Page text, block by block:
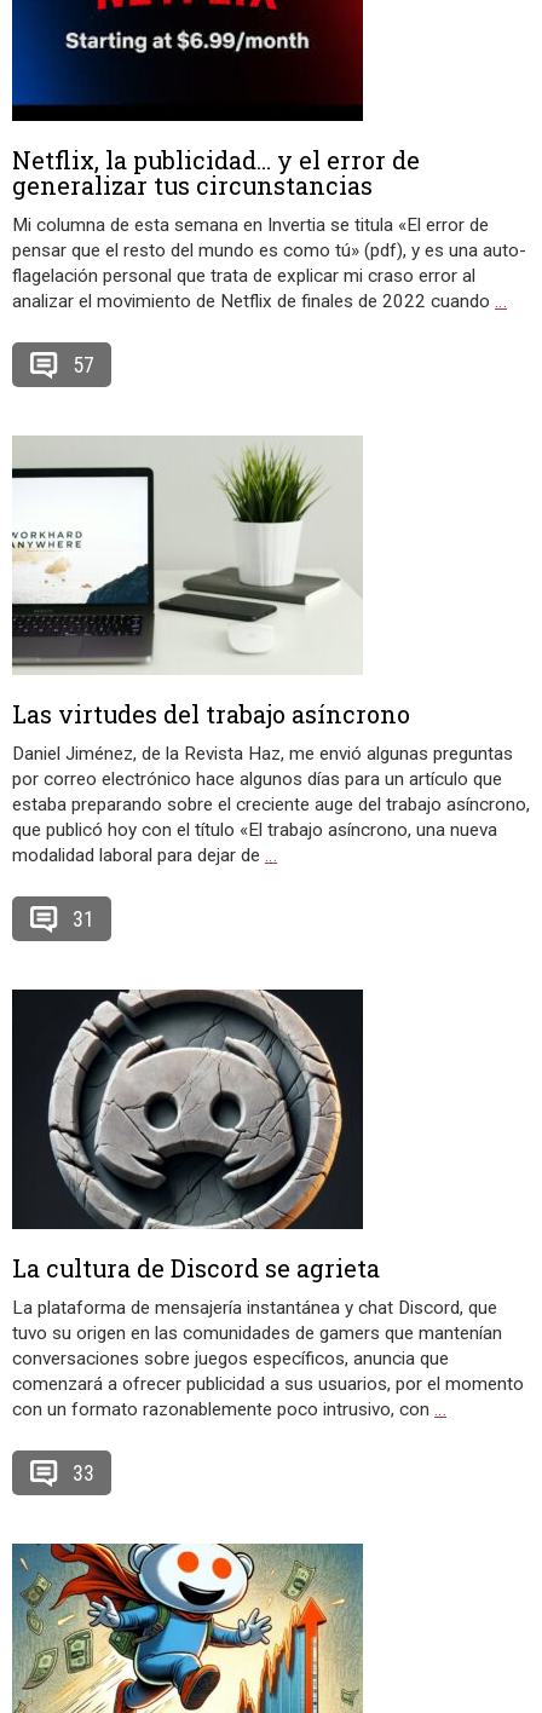
Netflix, la publicidad… y el error de
generalizar tus circunstancias
Mi columna de esta semana en Invertia se titula «El error de
pensar que el resto del mundo es como tú» (pdf), y es una auto-
flagelación personal que trata de explicar mi craso error al
analizar el movimiento de Netflix de finales de 2022 cuando …
57
Las virtudes del trabajo asíncrono
Daniel Jiménez, de la Revista Haz, me envió algunas preguntas
por correo electrónico hace algunos días para un artículo que
estaba preparando sobre el creciente auge del trabajo asíncrono,
que publicó hoy con el título «El trabajo asíncrono, una nueva
modalidad laboral para dejar de …
31
La cultura de Discord se agrieta
La plataforma de mensajería instantánea y chat Discord, que
tuvo su origen en las comunidades de gamers que mantenían
conversaciones sobre juegos específicos, anuncia que
comenzará a ofrecer publicidad a sus usuarios, por el momento
con un formato razonablemente poco intrusivo, con …
33